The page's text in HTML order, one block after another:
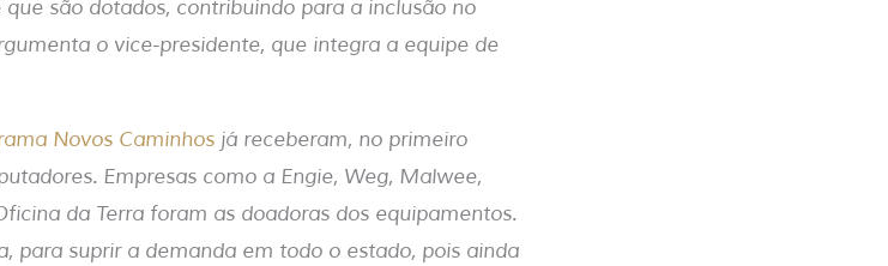
são dotados, contribuindo para a inclusão no
o vice-presidente, que integra a equipe de
Novos Caminhos já receberam, no primeiro
Empresas como a Engie, Weg, Malwee,
da Terra foram as doadoras dos equipamentos.
para suprir a demanda em todo o estado, pois ainda